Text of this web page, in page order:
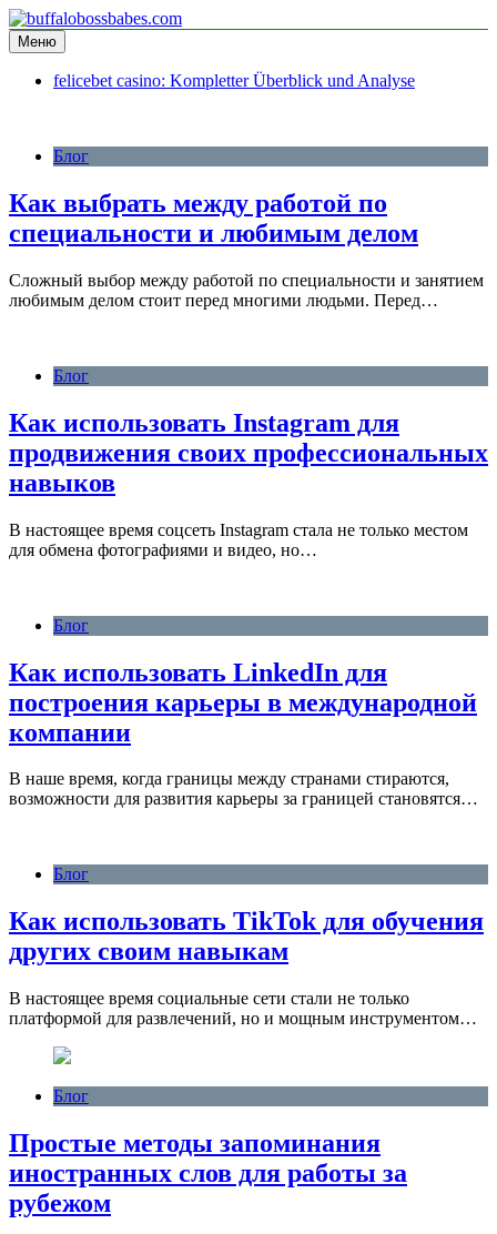
Перейти
к
содержимому
buffalobossbabes.com
информационный сайт
Меню
felicebet casino: Kompletter Überblick und Analyse
Блог
Как выбрать между работой по
специальности и любимым делом
Сложный выбор между работой по специальности и занятием
любимым делом стоит перед многими людьми. Перед…
Блог
Как использовать Instagram для
продвижения своих профессиональных
навыков
В настоящее время соцсеть Instagram стала не только местом
для обмена фотографиями и видео, но…
Блог
Как использовать LinkedIn для
построения карьеры в международной
компании
В наше время, когда границы между странами стираются,
возможности для развития карьеры за границей становятся…
Блог
Как использовать TikTok для обучения
других своим навыкам
В настоящее время социальные сети стали не только
платформой для развлечений, но и мощным инструментом…
Блог
Простые методы запоминания
иностранных слов для работы за
рубежом